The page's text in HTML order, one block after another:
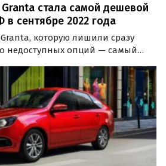
стала самой дешевой
сентябре 2022 года
которую лишили сразу
недоступных опций — самый
рынок, в этом убедились